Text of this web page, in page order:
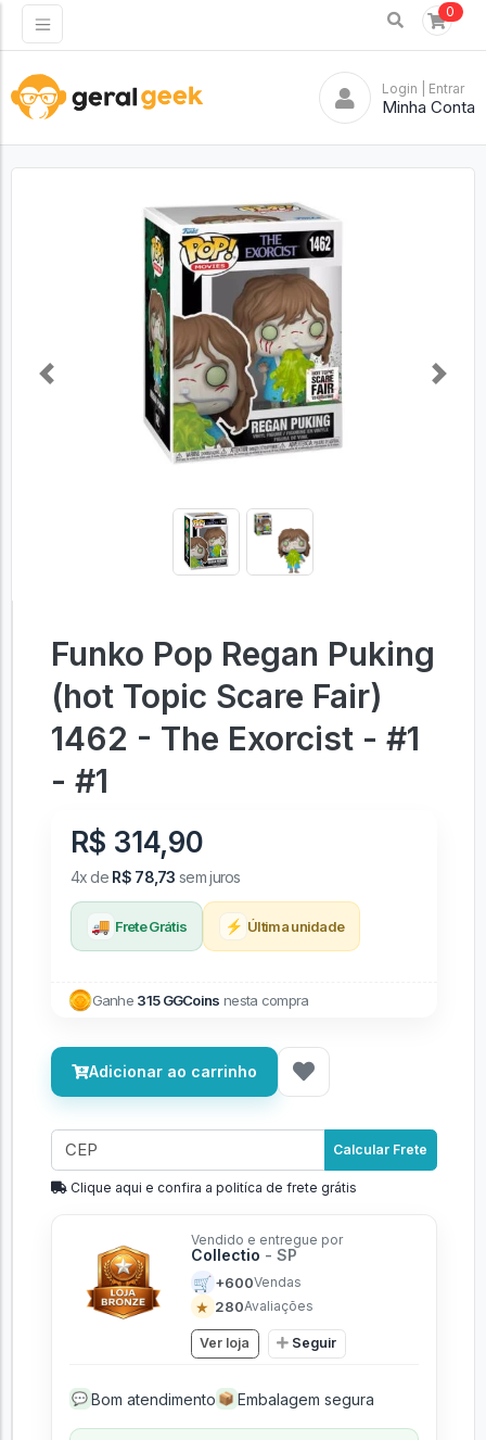
0
Login | Entrar
Minha Conta
Previous Next
Funko Pop Regan Puking
(hot Topic Scare Fair)
1462 - The Exorcist - #1
- #1
R$ 314,90
4x de R$ 78,73 sem juros
🚚 Frete Grátis ⚡ Última unidade
Ganhe 315 GGCoins nesta compra
Adicionar ao carrinho
Calcular Frete
Clique aqui e confira a politíca de frete grátis
Vendido e entregue por
Collectio - SP
🛒 +600Vendas
★ 280Avaliações
Ver loja Seguir
💬 Bom atendimento 📦 Embalagem segura